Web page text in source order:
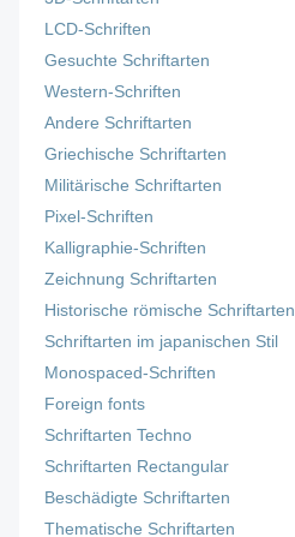
LCD-Schriften
Gesuchte Schriftarten
Western-Schriften
Andere Schriftarten
Griechische Schriftarten
Militärische Schriftarten
Pixel-Schriften
Kalligraphie-Schriften
Zeichnung Schriftarten
Historische römische Schriftarten
Schriftarten im japanischen Stil
Monospaced-Schriften
Foreign fonts
Schriftarten Techno
Schriftarten Rectangular
Beschädigte Schriftarten
Thematische Schriftarten